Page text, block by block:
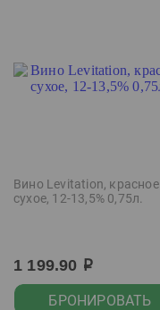
Вино Levitation, красное
сухое, 12-13,5% 0,75л.
1 199.90 р
БРОНИРОВАТЬ